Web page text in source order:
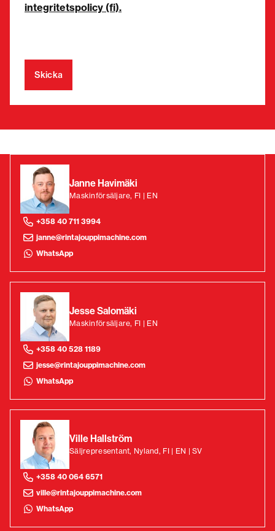
integritetspolicy (fi).
Janne Havimäki
Maskinförsäljare, FI | EN
+358 40 711 3994
janne@rintajouppimachine.com
WhatsApp
Jesse Salomäki
Maskinförsäljare, FI | EN
+358 40 528 1189
jesse@rintajouppimachine.com
WhatsApp
Ville Hallström
Säljrepresentant, Nyland, FI | EN | SV
+358 40 064 6571
ville@rintajouppimachine.com
WhatsApp